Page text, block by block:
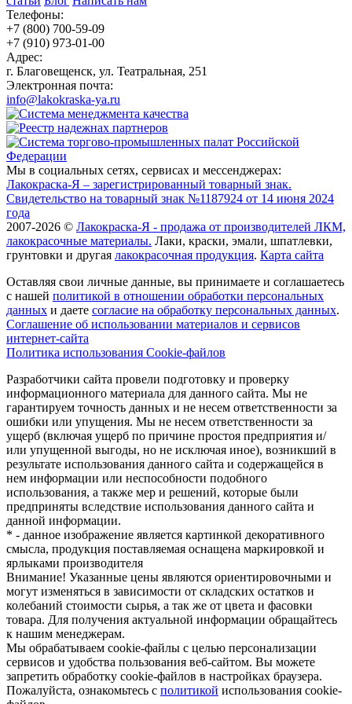
Телефоны:
+7 (800) 700-59-09
+7 (910) 973-01-00
Адрес:
г. Благовещенск, ул. Театральная, 251
Электронная почта:
info@lakokraska-ya.ru
Мы в социальных сетях, сервисах и мессенджерах:
Лакокраска-Я – зарегистрированный товарный знак.
Свидетельство на товарный знак №1187924 от 14 июня 2024
года
2007-2026 © Лакокраска-Я - продажа от производителей ЛКМ,
лакокрасочные материалы. Лаки, краски, эмали, шпатлевки,
грунтовки и другая лакокрасочная продукция. Карта сайта
Оставляя свои личные данные, вы принимаете и соглашаетесь
с нашей политикой в отношении обработки персональных
данных и даете cогласие на обработку персональных данных.
Соглашение об использовании материалов и сервисов
интернет-сайта
Политика использования Cookie-файлов
Разработчики сайта провели подготовку и проверку
информационного материала для данного сайта. Мы не
гарантируем точность данных и не несем ответственности за
ошибки или упущения. Мы не несем ответственности за
ущерб (включая ущерб по причине простоя предприятия и/
или упущенной выгоды, но не исключая иное), возникший в
результате использования данного сайта и содержащейся в
нем информации или неспособности подобного
использования, а также мер и решений, которые были
предприняты вследствие использования данного сайта и
данной информации.
* - данное изображение является картинкой декоративного
смысла, продукция поставляемая оснащена маркировкой и
ярлыками производителя
Внимание! Указанные цены являются ориентировочными и
могут изменяться в зависимости от складских остатков и
колебаний стоимости сырья, а так же от цвета и фасовки
товара. Для получения актуальной информации обращайтесь
к нашим менеджерам.
Мы обрабатываем cookie-файлы с целью персонализации
сервисов и удобства пользования веб-сайтом. Вы можете
запретить обработку cookie-файлов в настройках браузера.
Пожалуйста, ознакомьтесь с политикой использования cookie-